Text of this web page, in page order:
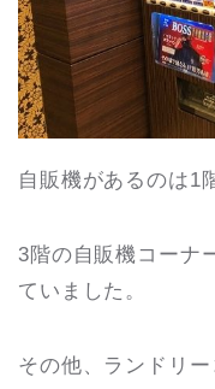
自販機があるのは1
3階の自販機コーナ
ていました。
その他、ランドリ